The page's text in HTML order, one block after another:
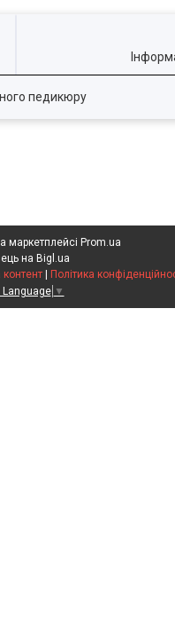
педикюру
маркетплейсі Prom.ua
на Bigl.ua
Політика
▼